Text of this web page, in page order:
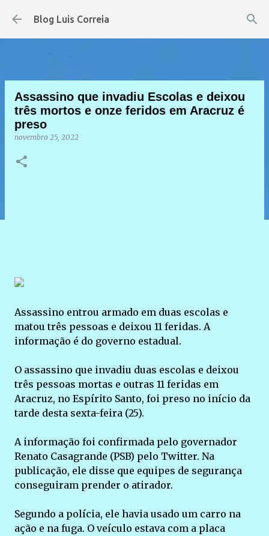
Pular para o conteúdo principal
Blog Luis Correia
Assassino que invadiu Escolas e deixou
três mortos e onze feridos em Aracruz é
preso
novembro 25, 2022
Assassino entrou armado em duas escolas e
matou três pessoas e deixou 11 feridas. A
informação é do governo estadual.
O assassino que invadiu duas escolas e deixou
três pessoas mortas e outras 11 feridas em
Aracruz, no Espírito Santo, foi preso no início da
tarde desta sexta-feira (25).
A informação foi confirmada pelo governador
Renato Casagrande (PSB) pelo Twitter. Na
publicação, ele disse que equipes de segurança
conseguiram prender o atirador.
Segundo a polícia, ele havia usado um carro na
ação e na fuga. O veículo estava com a placa